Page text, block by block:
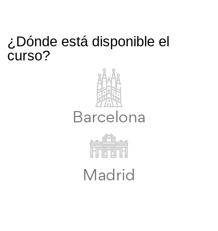
¿Dónde está disponible el
curso?
Barcelona
Madrid